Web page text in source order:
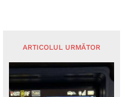
ARTICOLUL URMĂTOR